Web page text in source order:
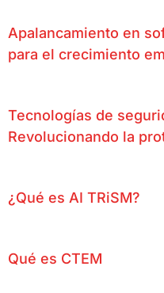
Apalancamiento en
para el crecimiento
Tecnologías de
Revolucionando la
¿Qué es AI TRiSM?
Qué es CTEM